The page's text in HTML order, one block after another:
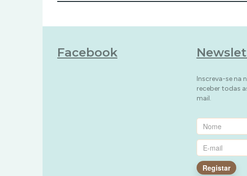
Facebook
Inscreva-se na
receber todas
mail.
Registar